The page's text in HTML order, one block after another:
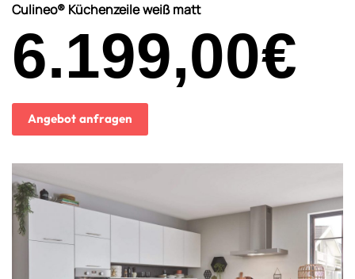
Culineo® Küchenzeile weiß matt
6.199,00€
Angebot anfragen